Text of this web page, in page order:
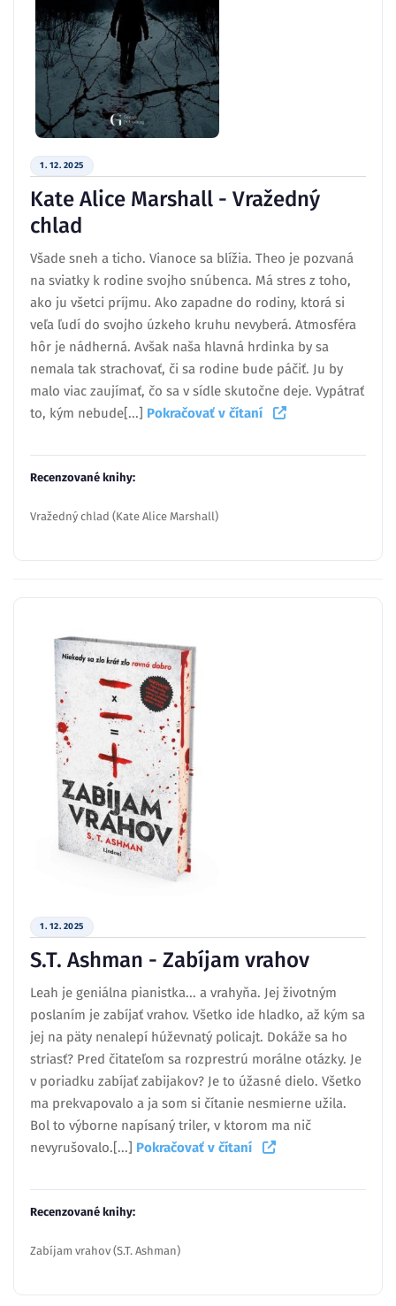
1. 12. 2025
Kate Alice Marshall - Vražedný
chlad
Všade sneh a ticho. Vianoce sa blížia. Theo je pozvaná
na sviatky k rodine svojho snúbenca. Má stres z toho,
ako ju všetci príjmu. Ako zapadne do rodiny, ktorá si
veľa ľudí do svojho úzkeho kruhu nevyberá. Atmosféra
hôr je nádherná. Avšak naša hlavná hrdinka by sa
nemala tak strachovať, či sa rodine bude páčiť. Ju by
malo viac zaujímať, čo sa v sídle skutočne deje. Vypátrať
to, kým nebude[...] Pokračovať v čítaní
Recenzované knihy:
Vražedný chlad (Kate Alice Marshall)
1. 12. 2025
S.T. Ashman - Zabíjam vrahov
Leah je geniálna pianistka... a vrahyňa. Jej životným
poslaním je zabíjať vrahov. Všetko ide hladko, až kým sa
jej na päty nenalepí húževnatý policajt. Dokáže sa ho
striasť? Pred čitateľom sa rozprestrú morálne otázky. Je
v poriadku zabíjať zabijakov? Je to úžasné dielo. Všetko
ma prekvapovalo a ja som si čítanie nesmierne užila.
Bol to výborne napísaný triler, v ktorom ma nič
nevyrušovalo.[...] Pokračovať v čítaní
Recenzované knihy:
Zabíjam vrahov (S.T. Ashman)